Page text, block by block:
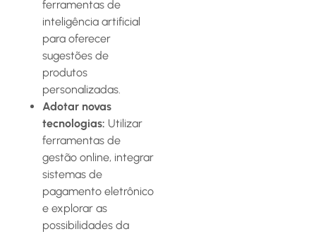
ferramentas de
inteligência artificial
para oferecer
sugestões de
produtos
personalizadas.
Adotar novas
tecnologias: Utilizar
ferramentas de
gestão online, integrar
sistemas de
pagamento eletrônico
e explorar as
possibilidades da